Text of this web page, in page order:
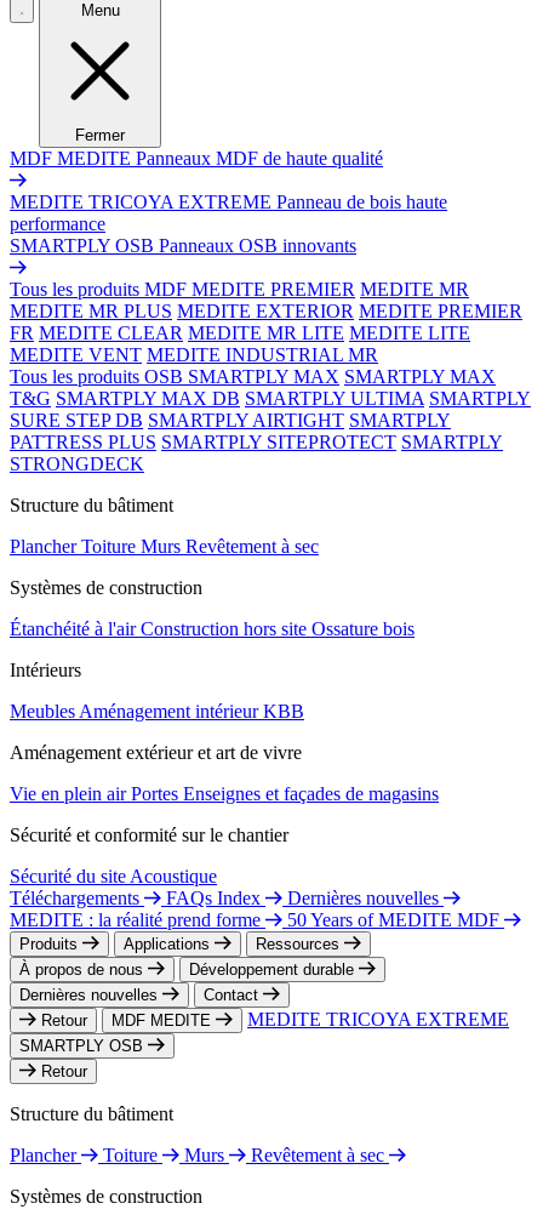
Menu
Fermer
MDF MEDITE Panneaux MDF de haute qualité
MEDITE TRICOYA EXTREME Panneau de bois haute
performance
SMARTPLY OSB Panneaux OSB innovants
Tous les produits MDF MEDITE PREMIER MEDITE MR
MEDITE MR PLUS MEDITE EXTERIOR MEDITE PREMIER
FR MEDITE CLEAR MEDITE MR LITE MEDITE LITE
MEDITE VENT MEDITE INDUSTRIAL MR
Tous les produits OSB SMARTPLY MAX SMARTPLY MAX
T&G SMARTPLY MAX DB SMARTPLY ULTIMA SMARTPLY
SURE STEP DB SMARTPLY AIRTIGHT SMARTPLY
PATTRESS PLUS SMARTPLY SITEPROTECT SMARTPLY
STRONGDECK
Structure du bâtiment
PlancherToiture Murs Revêtement à sec
Systèmes de construction
Étanchéité à l'airConstruction hors site Ossature bois
Intérieurs
Meubles Aménagement intérieurKBB
Aménagement extérieur et art de vivre
Vie en plein airPortes Enseignes et façades de magasins
Sécurité et conformité sur le chantier
Sécurité du site Acoustique
Téléchargements
FAQs Index
Dernières nouvelles
MEDITE : la réalité prend forme
50 Years of MEDITE MDF
Produits Applications
Ressources
À propos de nous
Développement durable
Dernières nouvelles
Contact
Retour
MDF MEDITE MEDITE TRICOYA EXTREME
SMARTPLY OSB
Retour
Structure du bâtiment
Plancher
Toiture Murs
Revêtement à sec
Systèmes de construction